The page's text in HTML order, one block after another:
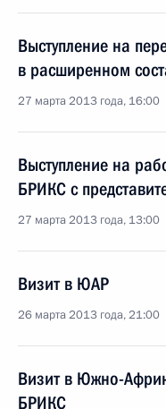
Выступление на
в расширенном
27 марта 2013 года, 16:00
Выступление на
БРИКС с
27 марта 2013 года, 13:00
Визит в ЮАР
26 марта 2013 года, 21:00
Визит в Южно-
БРИКС